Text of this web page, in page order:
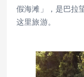
假海滩」，是巴拉
这里旅游。